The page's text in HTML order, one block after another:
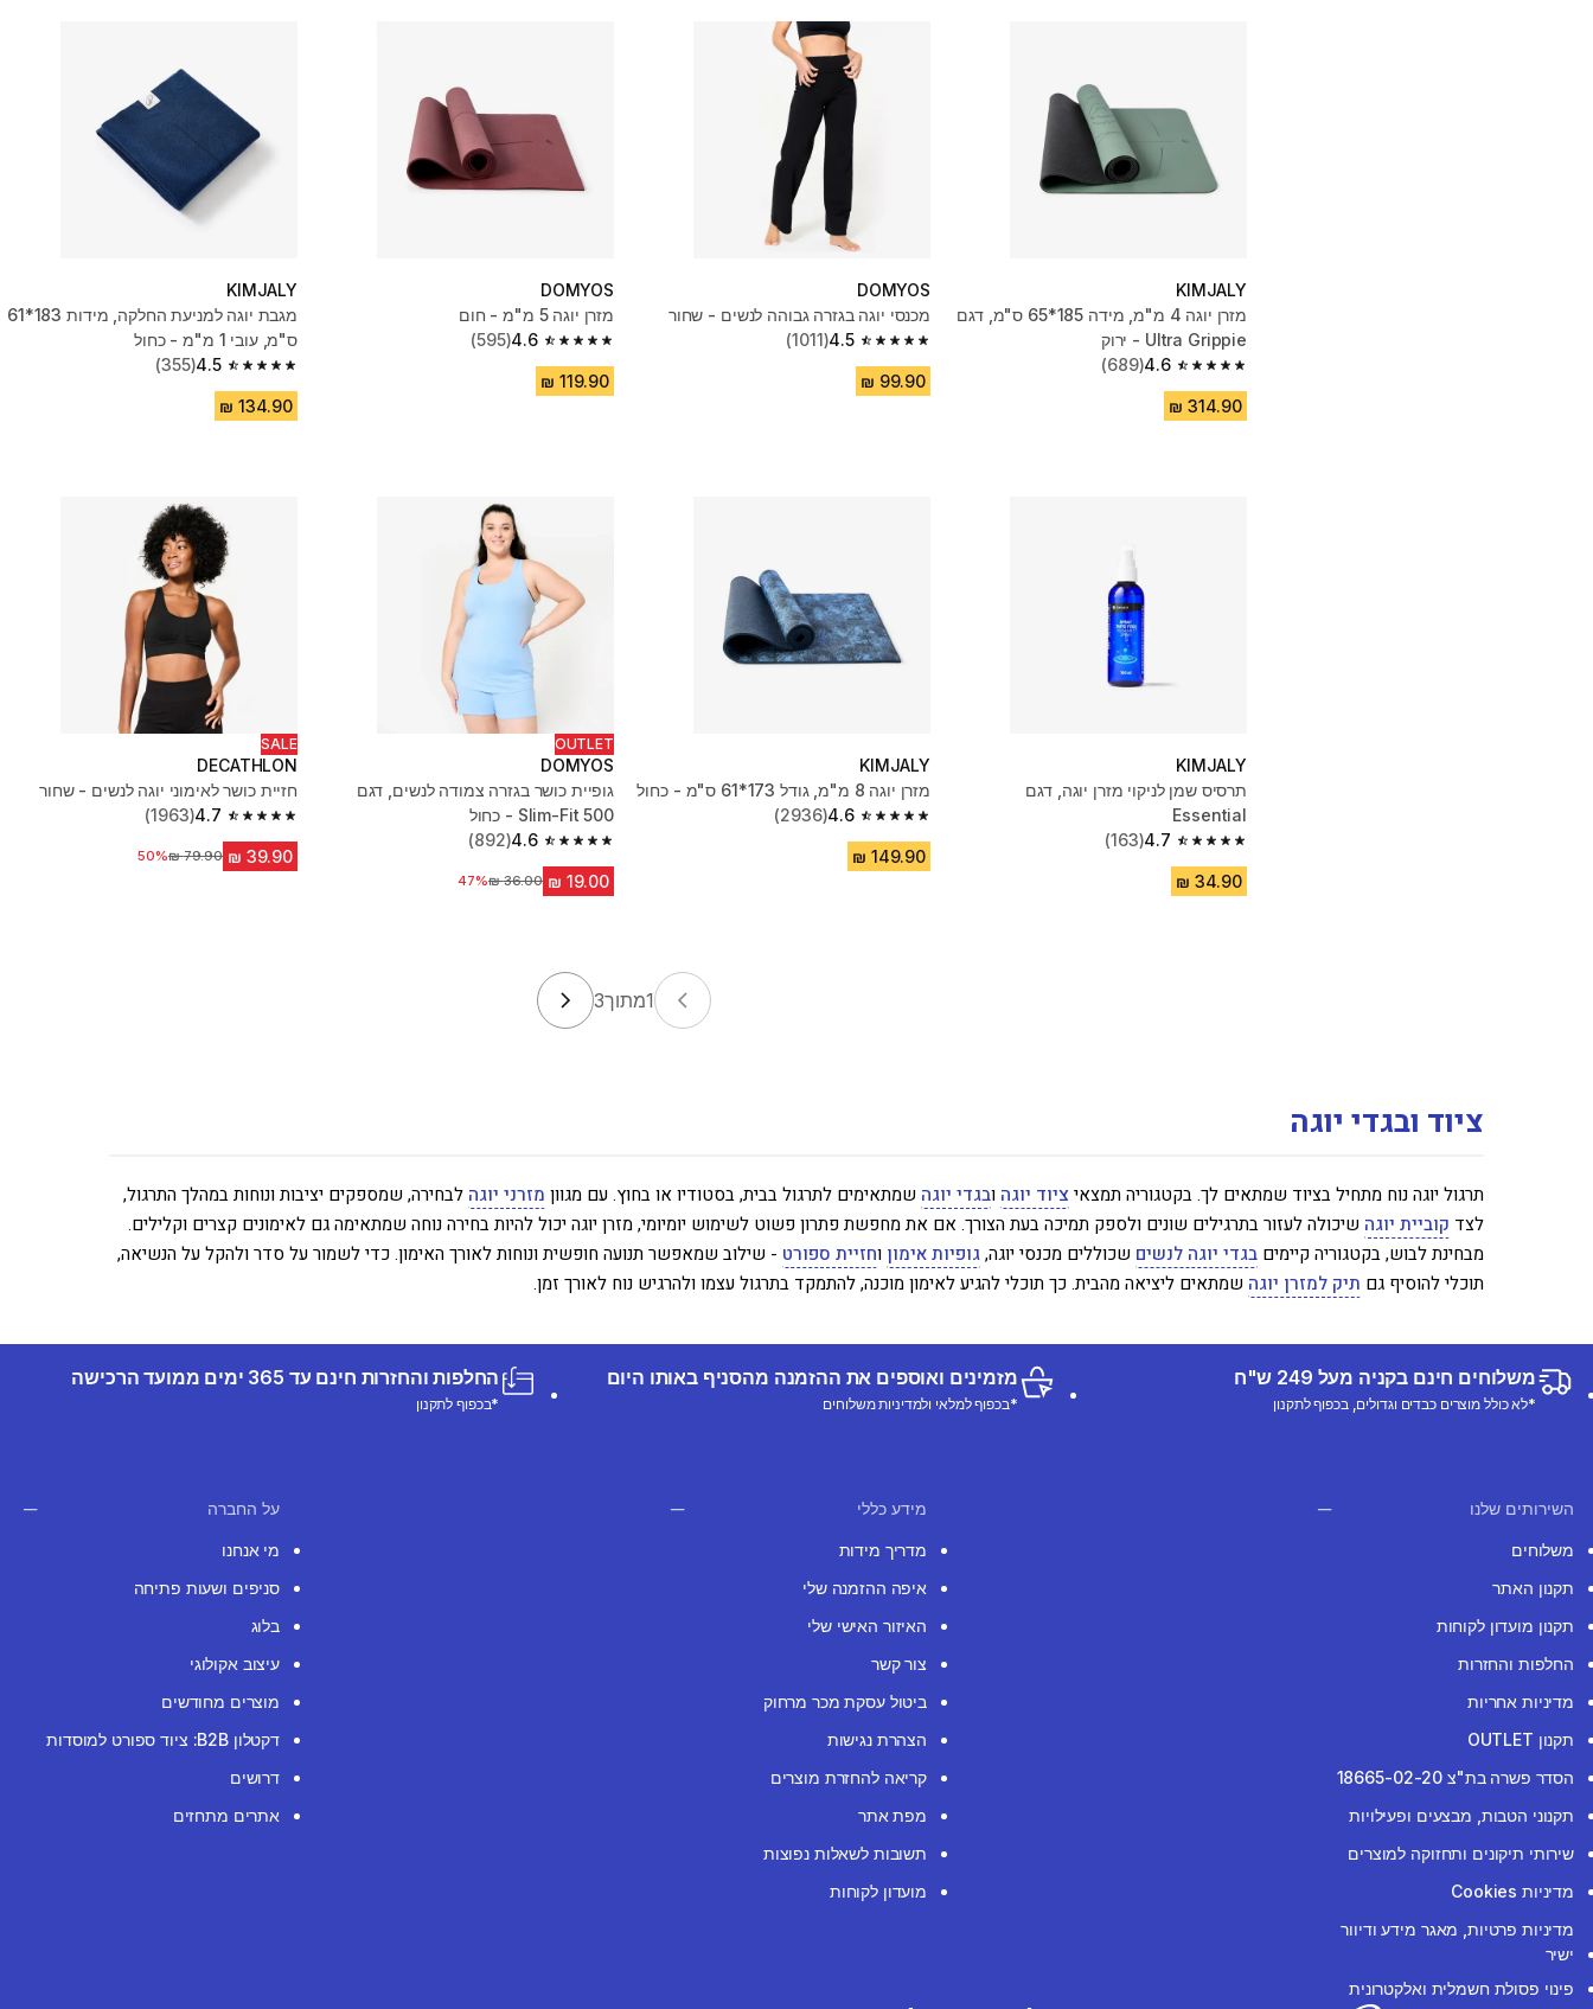
KIMJALY
מזרן יוגה 4 מ"מ, מידה 185*65 ס"מ, דגם
Ultra Grippie - ירוק
4.6
4.6 out of 5 stars from 689 reviews
(689)
DOMYOS
מכנסי יוגה בגזרה גבוהה לנשים - שחור
4.5
4.5 out of 5 stars from 1011 reviews
(1011)
DOMYOS
מזרן יוגה 5 מ"מ - חום
4.6
4.6 out of 5 stars from 595 reviews
(595)
KIMJALY
מגבת יוגה למניעת החלקה, מידות 183*61
ס"מ, עובי 1 מ"מ - כחול
4.5
4.5 out of 5 stars from 355 reviews
(355)
KIMJALY
תרסיס שמן לניקוי מזרן יוגה, דגם
Essential
4.7
4.7 out of 5 stars from 163 reviews
(163)
KIMJALY
מזרן יוגה 8 מ"מ, גודל 173*61 ס"מ - כחול
4.6
4.6 out of 5 stars from 2936 reviews
(2936)
OUTLET
DOMYOS
גופיית כושר בגזרה צמודה לנשים, דגם
Slim-Fit 500 - כחול
4.6
4.6 out of 5 stars from 892 reviews
(892)
מחיר לפני הנחה‏36.00 ₪
47%
SALE
DECATHLON
חזיית כושר לאימוני יוגה לנשים - שחור
4.7
4.7 out of 5 stars from 1963 reviews
(1963)
מחיר לפני הנחה‏79.90 ₪
50%
1מתוך3
ציוד ובגדי יוגה
תרגול יוגה נוח מתחיל בציוד שמתאים לך. בקטגוריה תמצאיציוד יוגה ובגדי יוגה שמתאימים לתרגול בבית, בסטודיו או בחוץ. עם מגוון מזרני יוגה לבחירה, שמספקים יציבות ונוחות במהלך התרגול,
לצד קוביית יוגה שיכולה לעזור בתרגילים שונים ולספק תמיכה בעת הצורך. אם את מחפשת פתרון פשוט לשימוש יומיומי, מזרן יוגה יכול להיות בחירה נוחה שמתאימה גם לאימונים קצרים וקלילים.
מבחינת לבוש, בקטגוריה קיימים בגדי יוגה לנשים שכוללים מכנסי יוגה,גופיות אימון וחזיית ספורט - שילוב שמאפשר תנועה חופשית ונוחות לאורך האימון. כדי לשמור על סדר ולהקל על הנשיאה,
תוכלי להוסיף גם תיק למזרן יוגה שמתאים ליציאה מהבית. כך תוכלי להגיע לאימון מוכנה, להתמקד בתרגול עצמו ולהרגיש נוח לאורך זמן.
משלוחים חינם בקניה מעל 249 ש"ח
*לא כולל מוצרים כבדים וגדולים, בכפוף לתקנון
מזמינים ואוספים את ההזמנה מהסניף באותו היום
*בכפוף למלאי ולמדיניות משלוחים
החלפות והחזרות חינם עד 365 ימים ממועד הרכישה
*בכפוף לתקנון
השירותים שלנו
משלוחים
תקנון האתר
תקנון מועדון לקוחות
החלפות והחזרות
מדיניות אחריות
תקנון OUTLET
הסדר פשרה בת"צ 18665-02-20
תקנוני הטבות, מבצעים ופעילויות
שירותי תיקונים ותחזוקה למוצרים
מדיניות Cookies
מדיניות פרטיות, מאגר מידע ודיוור
ישיר
פינוי פסולת חשמלית ואלקטרונית
מידע כללי
מדריך מידות
איפה ההזמנה שלי
האיזור האישי שלי
צור קשר
ביטול עסקת מכר מרחוק
הצהרת נגישות
קריאה להחזרת מוצרים
מפת אתר
תשובות לשאלות נפוצות
מועדון לקוחות
על החברה
מי אנחנו
סניפים ושעות פתיחה
בלוג
עיצוב אקולוגי
מוצרים מחודשים
דקטלון B2B: ציוד ספורט למוסדות
דרושים
אתרים מתחזים